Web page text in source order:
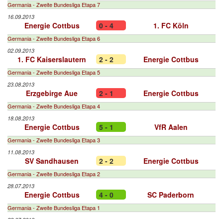
Germania - Zweite Bundesliga Etapa 7
16.09.2013
Energie Cottbus 0 - 4 1. FC Köln
Germania - Zweite Bundesliga Etapa 6
02.09.2013
1. FC Kaiserslautern 2 - 2 Energie Cottbus
Germania - Zweite Bundesliga Etapa 5
23.08.2013
Erzgebirge Aue 2 - 1 Energie Cottbus
Germania - Zweite Bundesliga Etapa 4
18.08.2013
Energie Cottbus 5 - 1 VfR Aalen
Germania - Zweite Bundesliga Etapa 3
11.08.2013
SV Sandhausen 2 - 2 Energie Cottbus
Germania - Zweite Bundesliga Etapa 2
28.07.2013
Energie Cottbus 4 - 0 SC Paderborn
Germania - Zweite Bundesliga Etapa 1